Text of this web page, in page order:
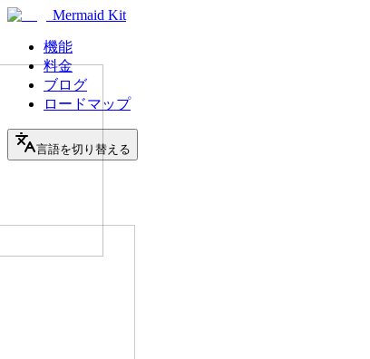
Mermaid Kit
機能
料金
ブログ
ロードマップ
言語を切り替える